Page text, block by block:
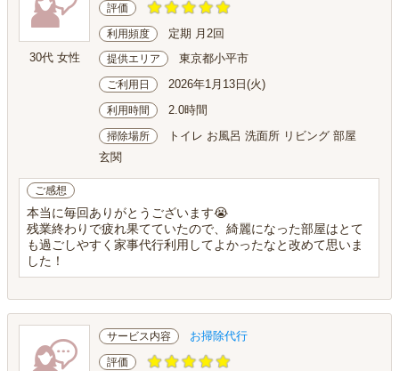
30代 女性
評価
利用頻度 定期 月2回
提供エリア 東京都小平市
ご利用日 2026年1月13日(火)
利用時間 2.0時間
掃除場所
トイレ お風呂 洗面所 リビング 部屋
玄関
ご感想
本当に毎回ありがとうございます😭
残業終わりで疲れ果てていたので、綺麗になった部屋はとて
も過ごしやすく家事代行利用してよかったなと改めて思いま
した！
サービス内容 お掃除代行
評価